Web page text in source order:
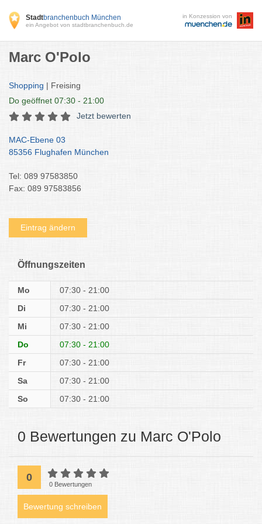
Stadtbranchenbuch München
ein Angebot von stadtbranchenbuch.de
in Konzession von
Marc O'Polo
Shopping | Freising
Do geöffnet 07:30 - 21:00
Jetzt bewerten
MAC-Ebene 03
85356 Flughafen München
Tel: 089 97583850
Fax: 089 97583856
Eintrag ändern
Öffnungszeiten
Mo
07:30 - 21:00
Di
07:30 - 21:00
Mi
07:30 - 21:00
Do
07:30 - 21:00
Fr
07:30 - 21:00
Sa
07:30 - 21:00
So
07:30 - 21:00
0 Bewertungen zu Marc O'Polo
0
0 Bewertungen
Bewertung schreiben